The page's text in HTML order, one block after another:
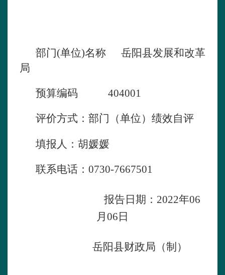
部门(单位)名称
岳阳县发展和改革
局
预算编码 404001
评价方式： 部门（单位）绩效自评
填报人：胡媛媛
联系电话： 0730-7667501
报告日期： 2022年06
月 06 日
岳阳县财政局（制）